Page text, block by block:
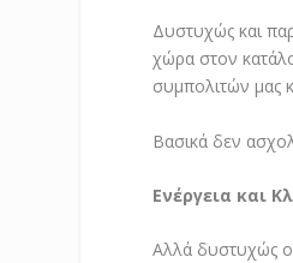
Δυστυχώς και
χώρα στον
συμπολιτών μας
Βασικά δεν
Ενέργεια και
Αλλά δυστυχώς